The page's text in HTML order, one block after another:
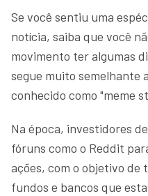
Se você sentiu uma
notícia, saiba que você
movimento ter algumas
segue muito semelhante
conhecido como "meme
Na época, investidores
fóruns como o Reddit
ações, com o objetivo de
fundos e bancos que